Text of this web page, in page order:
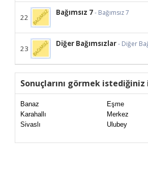
22
Bağımsız 7- Bağımsız 7
23
Diğer Bağımsızlar- Diğer
Sonuçlarını görmek
Banaz
Eşme
Karahallı
Merkez
Sivaslı
Ulubey